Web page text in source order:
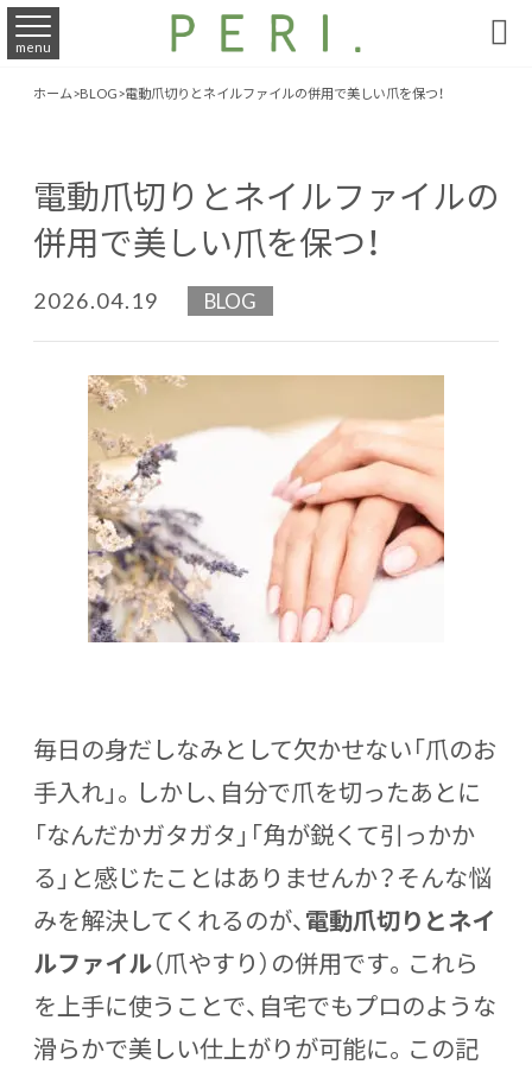
menu 
ホーム>BLOG>電動爪切りとネイルファイルの併用で美しい爪を保つ！
電動爪切りとネイルファイルの
併用で美しい爪を保つ！
2026.04.19 BLOG
毎日の身だしなみとして欠かせない「爪のお
手入れ」。しかし、自分で爪を切ったあとに
「なんだかガタガタ」「角が鋭くて引っかか
る」と感じたことはありませんか？そんな悩
みを解決してくれるのが、 電動爪切り とネイ
ルファイル（爪やすり）の併用です。これら
を上手に使うことで、自宅でもプロのような
滑らかで美しい仕上がりが可能に。この記